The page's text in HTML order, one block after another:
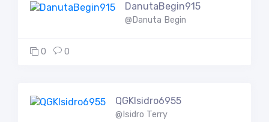
DanutaBegin915
@Danuta Begin
0 0
QGKIsidro6955
@Isidro Terry